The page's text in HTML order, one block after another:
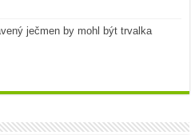
ječmen by mohl být trvalka